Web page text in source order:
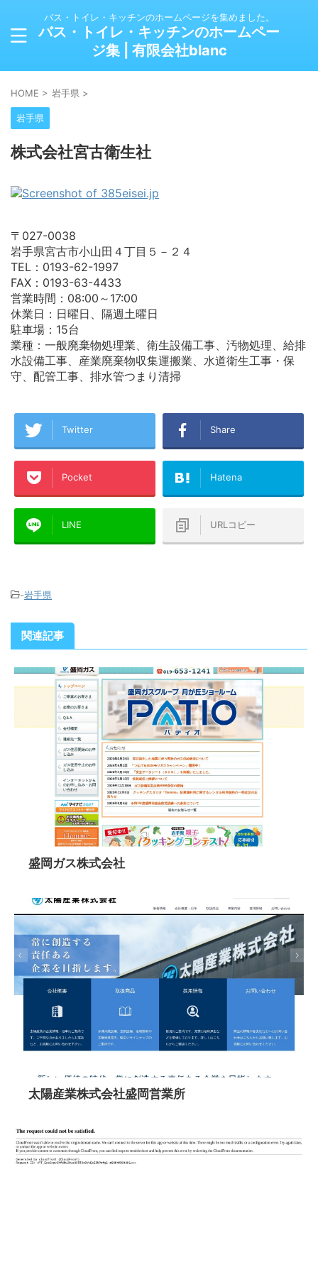
バス・トイレ・キッチンのホームページを集めました。
バス・トイレ・キッチンのホームペー
ジ集 | 有限会社blanc
HOME > 岩手県 >
岩手県
株式会社宮古衛生社
〒027-0038
岩手県宮古市小山田４丁目５－２４
TEL：0193-62-1997
FAX：0193-63-4433
営業時間：08:00～17:00
休業日：日曜日、隔週土曜日
駐車場：15台
業種：一般廃棄物処理業、衛生設備工事、汚物処理、給排
水設備工事、産業廃棄物収集運搬業、水道衛生工事・保
守、配管工事、排水管つまり清掃
Twitter Share
Pocket Hatena
LINE URLコピー
-岩手県
関連記事
盛岡ガス株式会社
太陽産業株式会社盛岡営業所